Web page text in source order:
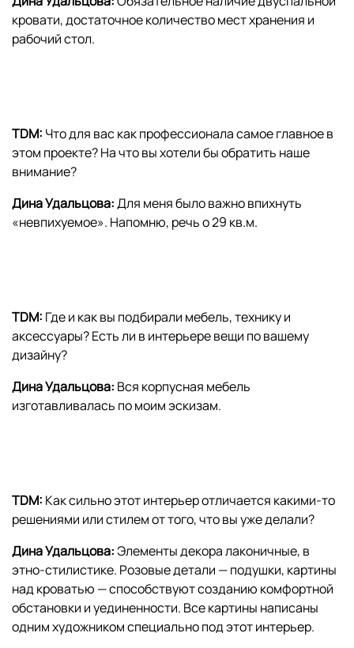
кровати, достаточное количество мест хранения и
рабочий стол.
TDM: Что для вас как профессионала самое главное в
этом проекте? На что вы хотели бы обратить наше
внимание?
Дина Удальцова:Для меня было важно впихнуть
«невпихуемое». Напомню, речь о 29 кв.м.
TDM: Где и как вы подбирали мебель, технику и
аксессуары? Есть ли в интерьере вещи по вашему
дизайну?
Дина Удальцова: Вся корпусная мебель
изготавливалась по моим эскизам.
TDM: Как сильно этот интерьер отличается какими-то
решениями или стилем от того, что вы уже делали?
Дина Удальцова:Элементы декора лаконичные, в
этно-стилистике. Розовые детали — подушки, картины
над кроватью — способствуют созданию комфортной
обстановки и уединенности. Все картины написаны
одним художником специально под этот интерьер.